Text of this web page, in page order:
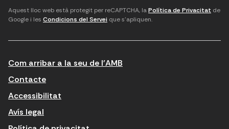
r
m
i
n
t
m
p
r
r
e
'
a
e
p
t
Aquest lloc web està protegit per reCAPTCHA, laPolítica de Privacitat de
Google i les Condicions del Servei que s'apliquen.
Com arribar a la seu de l'AMB
Contacte
Accessibilitat
Avís legal